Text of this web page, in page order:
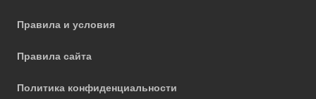
Правила и условия
Правила сайта
Политика конфиденциальности